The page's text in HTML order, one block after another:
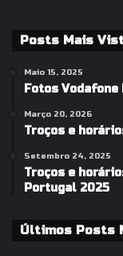
Posts Mais
Maio 15, 2025
Fotos
Março 20, 2026
Troços e
Setembro 24, 2025
Troços e
Portugal 2025
Últimos Posts